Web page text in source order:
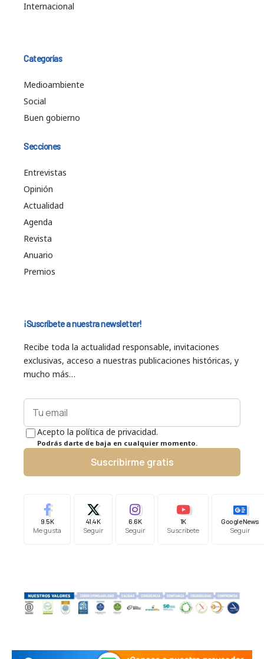
Internacional
Categorías
Medioambiente
Social
Buen gobierno
Secciones
Entrevistas
Opinión
Actualidad
Agenda
Revista
Anuario
Premios
¡Suscríbete a nuestra newsletter!
Recibe toda la actualidad responsable, invitaciones
exclusivas, acceso a nuestras publicaciones históricas, y
mucho más…
Acepto la política de privacidad.
Podrás darte de baja en cualquier momento.
Suscribirme gratis
9.5K
Me gusta
41.4K
Seguir
6.6K
Seguir
1K
Suscríbete
Google News
Seguir